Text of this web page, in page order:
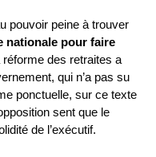
pouvoir peine à trouver
nationale pour faire
réforme des retraites a
qui n’a pas su
ponctuelle, sur ce texte
sent que le
de l’exécutif.